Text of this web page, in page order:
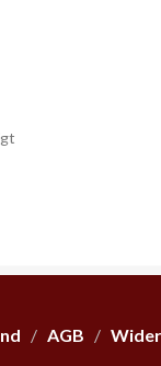
/ AGB /